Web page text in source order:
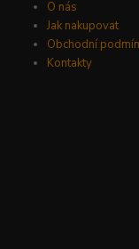
O nás
Jak nakupovat
Obchodní
Kontakty